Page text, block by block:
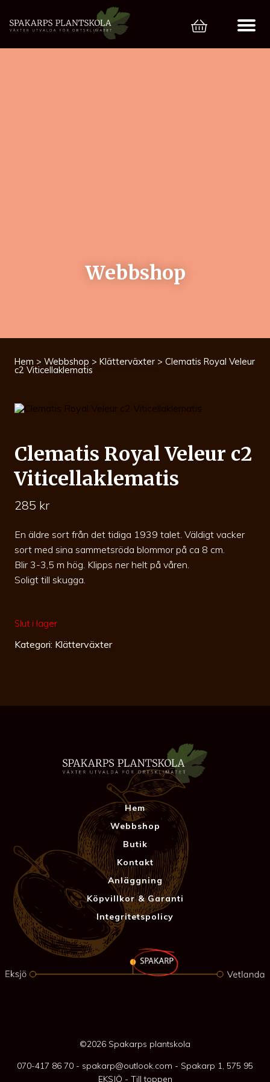
Webbshop
Hem > Webbshop > Klätterväxter > Clematis Royal Veleur
c2 Viticellaklematis
Clematis Royal Veleur c2
Viticellaklematis
285 kr
En äldre sort från det tidiga 1939 talet. Väldigt vacker
sort med sina sammetsröda blommor på ca 8 cm.
Blir 3-3,5 m hög. Klipps ner helt på våren.
Soligt till skugga.
Slut i lager
Kategori: Klätterväxter
Hem
Webbshop
Butik
Kontakt
Anläggning
Köpvillkor & Garanti
Integritetspolicy
©2026 Spakarps plantskola
070-417 86 70 - spakarp@outlook.com - Spakarp 1, 575 95
EKSJÖ - Till toppen